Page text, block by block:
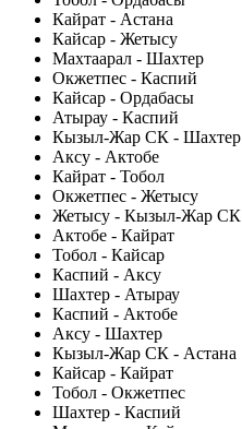
Кайрат - Астана
Кайсар - Жетысу
Махтаарал - Шахтер
Окжетпес - Каспий
Кайсар - Ордабасы
Атырау - Каспий
Кызыл-Жар СК - Шахтер
Аксу - Актобе
Кайрат - Тобол
Окжетпес - Жетысу
Жетысу - Кызыл-Жар СК
Актобе - Кайрат
Тобол - Кайсар
Каспий - Аксу
Шахтер - Атырау
Каспий - Актобе
Аксу - Шахтер
Кызыл-Жар СК - Астана
Кайсар - Кайрат
Тобол - Окжетпес
Шахтер - Каспий